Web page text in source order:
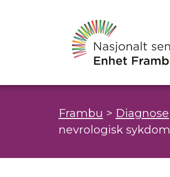
Frambu > Diagnose
nevrologisk sykdom